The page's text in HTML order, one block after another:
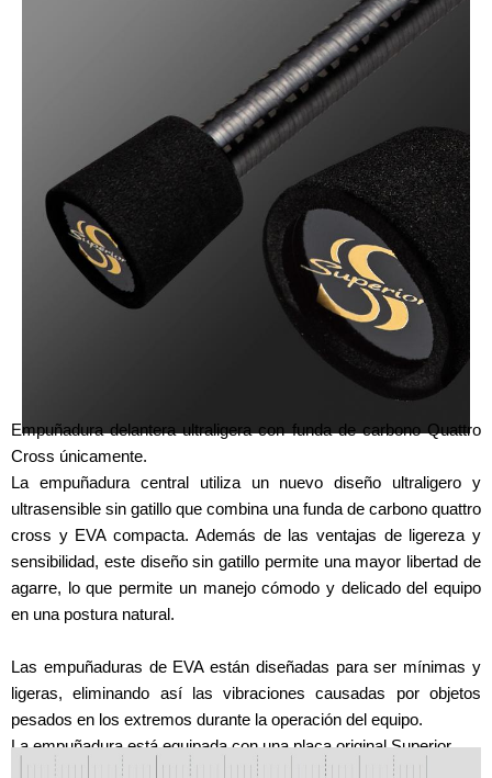
Empuñadura delantera ultraligera con funda de carbono Quattro
Cross únicamente.
La empuñadura central utiliza un nuevo diseño ultraligero y
ultrasensible sin gatillo que combina una funda de carbono quattro
cross y EVA compacta. Además de las ventajas de ligereza y
sensibilidad, este diseño sin gatillo permite una mayor libertad de
agarre, lo que permite un manejo cómodo y delicado del equipo
en una postura natural.
Las empuñaduras de EVA están diseñadas para ser mínimas y
ligeras, eliminando así las vibraciones causadas por objetos
pesados en los extremos durante la operación del equipo.
La empuñadura está equipada con una placa original Superior.